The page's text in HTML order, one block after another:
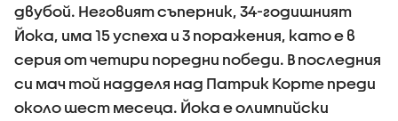
двубой. Неговият съперник, 34-годишният
Йока, има 15 успеха и 3 поражения, като е в
серия от четири поредни победи. В последния
си мач той надделя над Патрик Корте преди
около шест месеца. Йока е олимпийски